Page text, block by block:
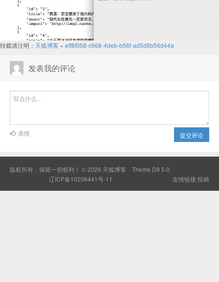
转载请注明： 天狐博客 » eff8f058-c668-4deb-b56f-ad5d6b56d44a
发表我的评论
提交评论
表情
版权所有，保留一切权利！ © 2026 天狐博客 Theme D8 5.0
辽ICP备10206441号-11
友情链接投稿